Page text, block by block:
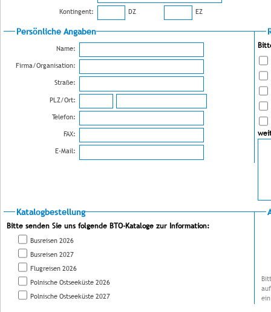
Kontingent:
DZ EZ
Persönliche Angaben
Name:
Firma/Organisation:
Straße:
PLZ/Ort:
Telefon:
FAX:
E-Mail:
Katalogbestellung
Bitte senden Sie uns folgende BTO-Kataloge zur Information:
Busreisen 2026
Busreisen 2027
Flugreisen 2026
Polnische Ostseeküste 2026
Polnische Ostseeküste 2027